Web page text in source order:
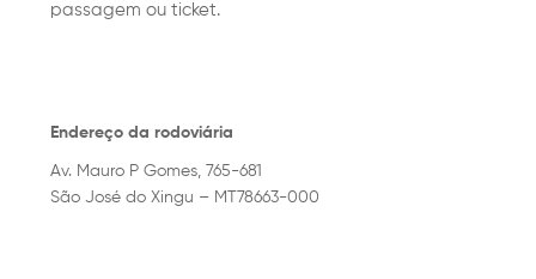
passagem ou ticket.
Endereço da rodoviária
Av. Mauro P Gomes, 765-681
São José do Xingu – MT78663-000